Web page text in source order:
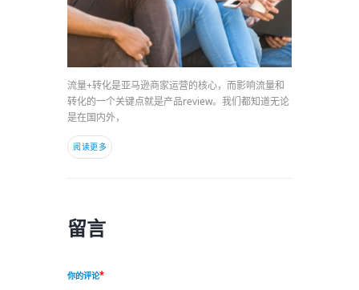
流量+转化是亚马逊商家运营的核心，而影响流量和
转化的一个关键点就是产品review。我们都知道无论
是在国内外，
阅读更多
留言
你的评论